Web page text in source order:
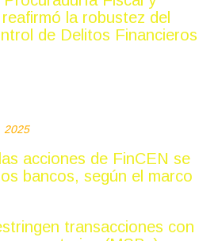
la robustez del
de Delitos Financieros
2025
acciones de FinCEN se
bancos, según el marco
transacciones con